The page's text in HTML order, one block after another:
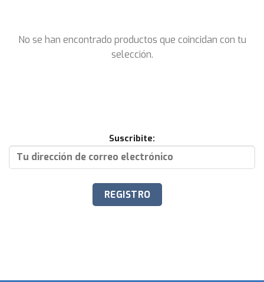
No se han encontrado productos que coincidan con tu
selección.
Suscribite: